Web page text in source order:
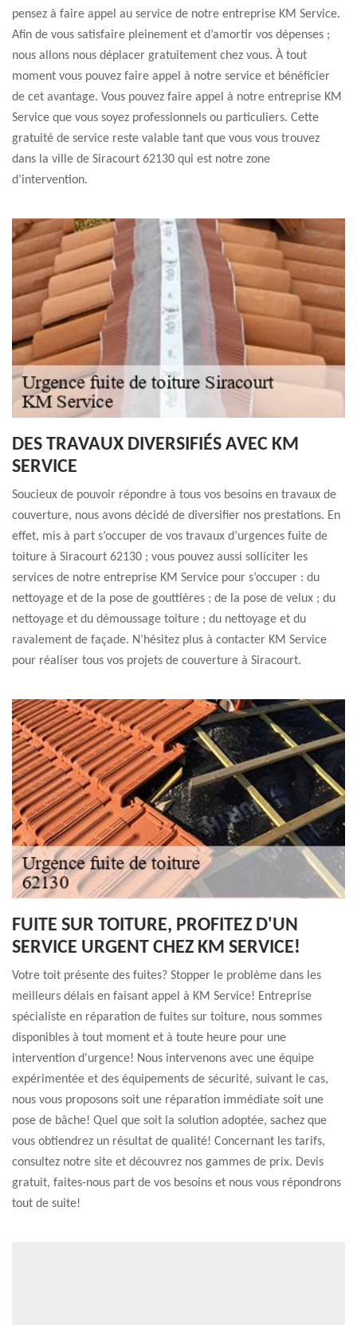
pensez à faire appel au service de notre entreprise KM Service.
Afin de vous satisfaire pleinement et d’amortir vos dépenses ;
nous allons nous déplacer gratuitement chez vous. À tout
moment vous pouvez faire appel à notre service et bénéficier
de cet avantage. Vous pouvez faire appel à notre entreprise KM
Service que vous soyez professionnels ou particuliers. Cette
gratuité de service reste valable tant que vous vous trouvez
dans la ville de Siracourt 62130 qui est notre zone
d’intervention.
DES TRAVAUX DIVERSIFIÉS AVEC KM
SERVICE
Soucieux de pouvoir répondre à tous vos besoins en travaux de
couverture, nous avons décidé de diversifier nos prestations. En
effet, mis à part s’occuper de vos travaux d’urgences fuite de
toiture à Siracourt 62130 ; vous pouvez aussi solliciter les
services de notre entreprise KM Service pour s’occuper : du
nettoyage et de la pose de gouttières ; de la pose de velux ; du
nettoyage et du démoussage toiture ; du nettoyage et du
ravalement de façade. N’hésitez plus à contacter KM Service
pour réaliser tous vos projets de couverture à Siracourt.
FUITE SUR TOITURE, PROFITEZ D'UN
SERVICE URGENT CHEZ KM SERVICE!
Votre toit présente des fuites? Stopper le problème dans les
meilleurs délais en faisant appel à KM Service! Entreprise
spécialiste en réparation de fuites sur toiture, nous sommes
disponibles à tout moment et à toute heure pour une
intervention d'urgence! Nous intervenons avec une équipe
expérimentée et des équipements de sécurité, suivant le cas,
nous vous proposons soit une réparation immédiate soit une
pose de bâche! Quel que soit la solution adoptée, sachez que
vous obtiendrez un résultat de qualité! Concernant les tarifs,
consultez notre site et découvrez nos gammes de prix. Devis
gratuit, faites-nous part de vos besoins et nous vous répondrons
tout de suite!